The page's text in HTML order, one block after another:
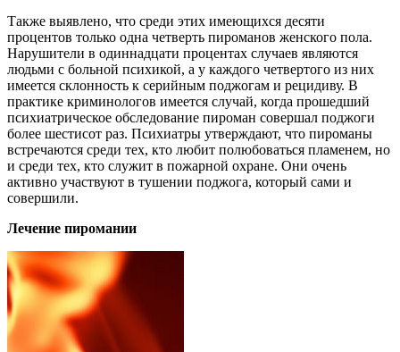
Также выявлено, что среди этих имеющихся десяти
процентов только одна четверть пироманов женского пола.
Нарушители в одиннадцати процентах случаев являются
людьми с больной психикой, а у каждого четвертого из них
имеется склонность к серийным поджогам и рецидиву. В
практике криминологов имеется случай, когда прошедший
психиатрическое обследование пироман совершал поджоги
более шестисот раз. Психиатры утверждают, что пироманы
встречаются среди тех, кто любит полюбоваться пламенем, но
и среди тех, кто служит в пожарной охране. Они очень
активно участвуют в тушении поджога, который сами и
совершили.
Лечение пиромании